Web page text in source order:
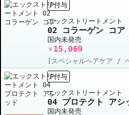
P付与
エックストリートメント
02 コラーゲン コア
国内未発売
￥ 15,069
[スペシャルヘアケア /
P付与
エックストリートメント
04 プロテクト アシ
国内未発売